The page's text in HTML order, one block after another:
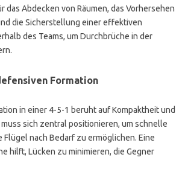
Abdecken von Räumen, das Vorhersehen
die Sicherstellung einer effektiven
des Teams, um Durchbrüche in der
Formation
in einer 4-5-1 beruht auf Kompaktheit und
sich zentral positionieren, um schnelle
Flügel nach Bedarf zu ermöglichen. Eine
hilft, Lücken zu minimieren, die Gegner